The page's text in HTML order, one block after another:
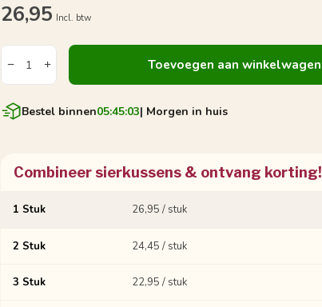
26,95 Incl. btw
Toevoegen aan winkelwagen
Bestel binnen05:45:02| Morgen in huis
Combineer sierkussens & ontvang korting!
1 Stuk 26,95 / stuk
2 Stuk 24,45 / stuk
3 Stuk 22,95 / stuk